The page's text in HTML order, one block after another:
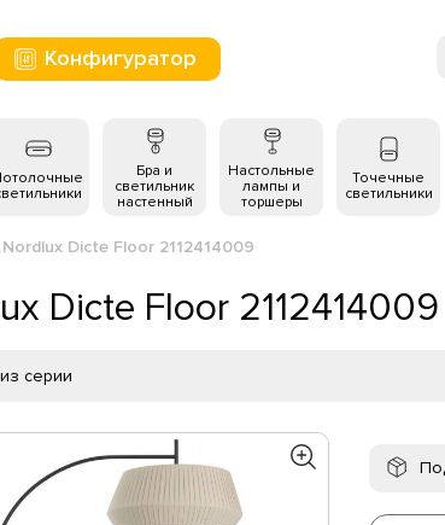
Конфигуратор
Бра и
светильник
настенный
Настольные
лампы и
торшеры
Точечные
светильники
Dicte Floor 2112414009
Dicte Floor 2112414009
серии